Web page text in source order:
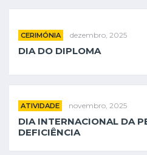
CERIMÓNIA dezembro, 2025
DIA DO DIPLOMA
ATIVIDADE novembro, 2025
DIA INTERNACIONAL DA
DEFICIÊNCIA